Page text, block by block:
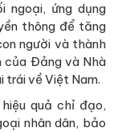
ngoại, ứng dụng
thông để tăng
người và thành
của Đảng và Nhà
trái về Việt Nam.
quả chỉ đạo,
nhân dân, bảo